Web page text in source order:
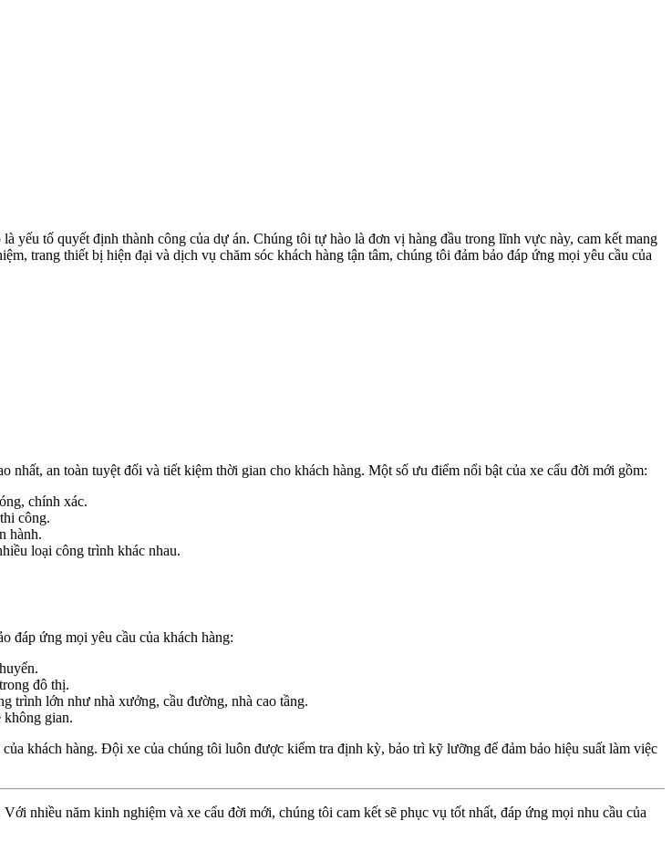
yếu tố quyết định thành công của dự án. Chúng tôi tự hào là đơn vị hàng đầu trong lĩnh vực này, cam kết mang
trang thiết bị hiện đại và dịch vụ chăm sóc khách hàng tận tâm, chúng tôi đảm bảo đáp ứng mọi yêu cầu của
nhất, an toàn tuyệt đối và tiết kiệm thời gian cho khách hàng. Một số ưu điểm nổi bật của xe cẩu đời mới gồm:
chính xác.
công.
hành.
loại công trình khác nhau.
đáp ứng mọi yêu cầu của khách hàng:
đô thị.
trình lớn như nhà xưởng, cầu đường, nhà cao tầng.
không gian.
khách hàng. Đội xe của chúng tôi luôn được kiểm tra định kỳ, bảo trì kỹ lưỡng để đảm bảo hiệu suất làm việc
Với nhiều năm kinh nghiệm và xe cẩu đời mới, chúng tôi cam kết sẽ phục vụ tốt nhất, đáp ứng mọi nhu cầu của